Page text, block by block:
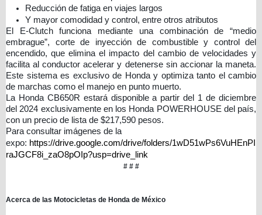
Reducción de fatiga en viajes largos
Y mayor comodidad y control, entre otros atributos
El E-Clutch funciona mediante una combinación de “medio
embrague”, corte de inyección de combustible y control del
encendido, que elimina el impacto del cambio de velocidades y
facilita al conductor acelerar y detenerse sin accionar la maneta.
Este sistema es exclusivo de Honda y optimiza tanto el cambio
de marchas como el manejo en punto muerto.
La Honda CB650R estará disponible a partir del 1 de diciembre
del 2024 exclusivamente en los Honda POWERHOUSE del país,
con un precio de lista de $217,590 pesos.
Para consultar imágenes de la
expo: https://drive.google.com/drive/folders/1wD51wPs6VuHEnPI
raJGCF8i_zaO8pOIp?usp=drive_link
# # #
Acerca de las Motocicletas de Honda de México